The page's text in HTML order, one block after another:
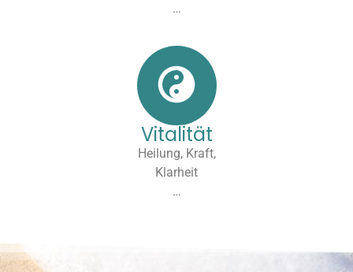
…
Vitalität
Heilung, Kraft,
Klarheit
…